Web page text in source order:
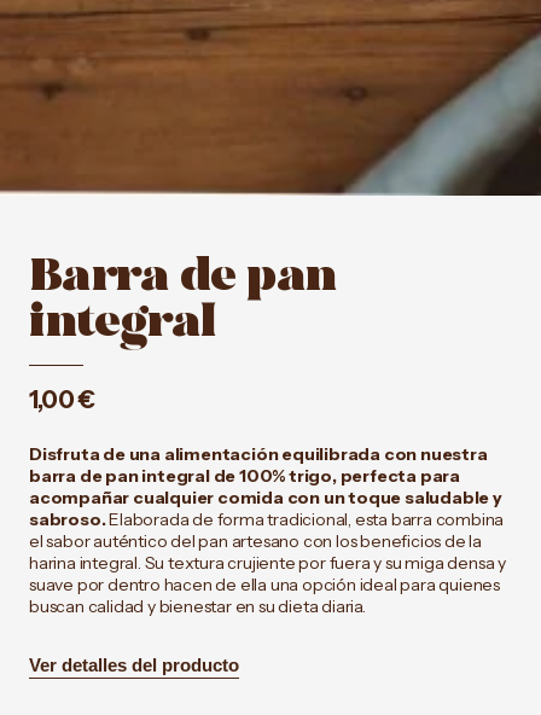
Barra de pan
integral
1,00€
Disfruta de una alimentación equilibrada con nuestra
barra de pan integral de 100% trigo, perfecta para
acompañar cualquier comida con un toque saludable y
sabroso.Elaborada de forma tradicional, esta barra combina
el sabor auténtico del pan artesano con los beneficios de la
harina integral. Su textura crujiente por fuera y su miga densa y
suave por dentro hacen de ella una opción ideal para quienes
buscan calidad y bienestar en su dieta diaria.
Ver detalles del producto